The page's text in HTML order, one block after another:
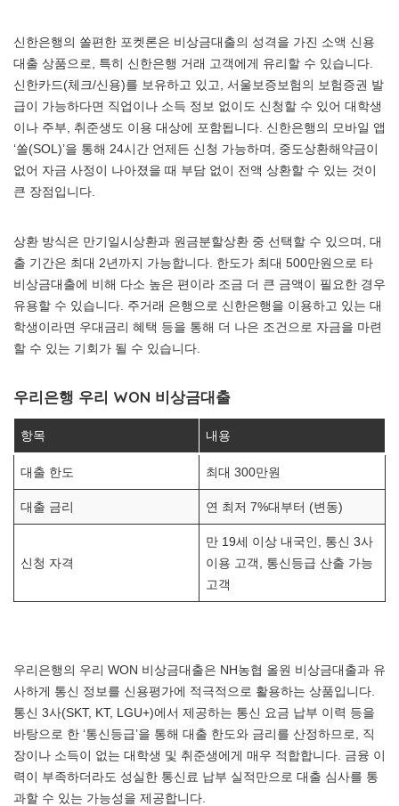
신한은행의 쏠편한 포켓론은 비상금대출의 성격을 가진 소액 신용
대출 상품으로, 특히 신한은행 거래 고객에게 유리할 수 있습니다.
신한카드(체크/신용)를 보유하고 있고, 서울보증보험의 보험증권 발
급이 가능하다면 직업이나 소득 정보 없이도 신청할 수 있어 대학생
이나 주부, 취준생도 이용 대상에 포함됩니다. 신한은행의 모바일 앱
‘쏠(SOL)’을 통해 24시간 언제든 신청 가능하며, 중도상환해약금이
없어 자금 사정이 나아졌을 때 부담 없이 전액 상환할 수 있는 것이
큰 장점입니다.
상환 방식은 만기일시상환과 원금분할상환 중 선택할 수 있으며, 대
출 기간은 최대 2년까지 가능합니다. 한도가 최대 500만원으로 타
비상금대출에 비해 다소 높은 편이라 조금 더 큰 금액이 필요한 경우
유용할 수 있습니다. 주거래 은행으로 신한은행을 이용하고 있는 대
학생이라면 우대금리 혜택 등을 통해 더 나은 조건으로 자금을 마련
할 수 있는 기회가 될 수 있습니다.
우리은행 우리 WON 비상금대출
항목 내용
대출 한도 최대 300만원
대출 금리 연 최저 7%대부터 (변동)
신청 자격
만 19세 이상 내국인, 통신 3사
이용 고객, 통신등급 산출 가능
고객
우리은행의 우리 WON 비상금대출은 NH농협 올원 비상금대출과 유
사하게 통신 정보를 신용평가에 적극적으로 활용하는 상품입니다.
통신 3사(SKT, KT, LGU+)에서 제공하는 통신 요금 납부 이력 등을
바탕으로 한 ‘통신등급’을 통해 대출 한도와 금리를 산정하므로, 직
장이나 소득이 없는 대학생 및 취준생에게 매우 적합합니다. 금융 이
력이 부족하더라도 성실한 통신료 납부 실적만으로 대출 심사를 통
과할 수 있는 가능성을 제공합니다.